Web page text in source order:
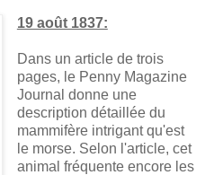
19 août 1837:
Dans un article de trois
pages, le Penny Magazine
Journal donne une
description détaillée du
mammifère intrigant qu'est
le morse. Selon l'article, cet
animal fréquente encore les